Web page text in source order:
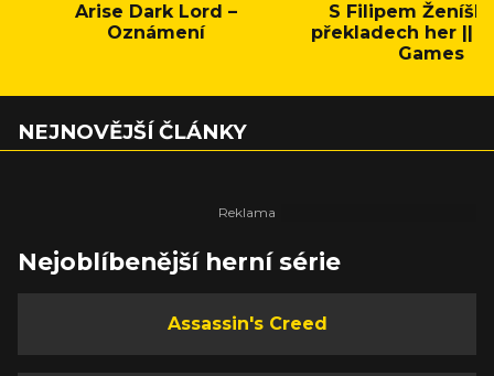
Arise Dark Lord –
Oznámení
S Filipem
překladech her ||
Games
NEJNOVĚJŠÍ ČLÁNKY
Nejoblíbenější herní série
Assassin's Creed